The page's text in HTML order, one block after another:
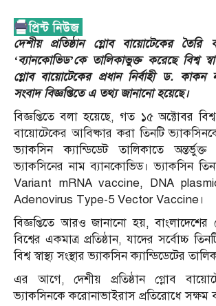
দেশীয় প্রতিষ্ঠান গ্লোব বায়োটেকের তৈরি
‘ব্যানকোভিড’কে তালিকাভুক্ত করেছে বিশ্ব
গ্লোব বায়োটেকের প্রধান নির্বাহী ড. কাকন
সংবাদ বিজ্ঞপ্তিতে এ তথ্য জানানো হয়েছে।
বিজ্ঞপ্তিতে বলা হয়েছে, গত ১৫ অক্টোবর বিশ্ব
বায়োটেকের আবিষ্কার করা তিনটি
ভ্যাকসিন ক্যান্ডিডেট তালিকাতে
ভ্যাকসিনের নাম ব্যানকোভিড। ভ্যাকসিন
Variant mRNA vaccine, DNA
Adenovirus Type-5 Vector Vaccine।
বিজ্ঞপ্তিতে আরও জানানো হয়, বাংলাদেশের
বিশ্বের একমাত্র প্রতিষ্ঠান, যাদের সর্বোচ্চ
বিশ্ব স্বাস্থ্য সংস্থার ভ্যাকসিন ক্যান্ডিডেটের
এর আগে, দেশীয় প্রতিষ্ঠান গ্লোব
ভ্যাকসিনকে করোনাভাইরাস প্রতিরোধে সক্ষম